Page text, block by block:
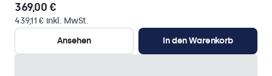
369,00 €
439,11 € inkl. MwSt.
Ansehen
In den Warenkorb